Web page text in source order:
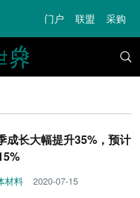
门户 联盟 采购
成长大幅提升35%，预计
材料 2020-07-15